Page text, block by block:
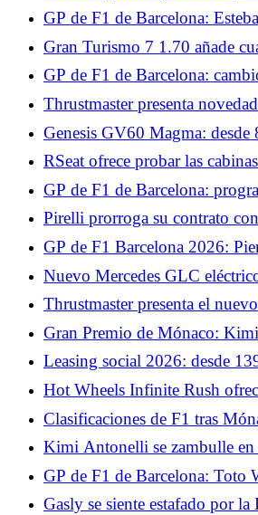
GP de F1 de Barcelona:
de volver a terrenos conocidos
Gran Turismo 7 1.70 añade
coche de seguridad para las 24
GP de F1 de Barcelona:
Williams y Cadillac el viernes
Thrustmaster presenta
FlightSimExpo 2026.
Genesis GV60 Magma:
deportivo eléctrico llega a
RSeat ofrece probar las
Horas de Le Mans, promos y
GP de F1 de Barcelona:
canales de TV para el fin de
Antonelli sigue imbatible?
Pirelli prorroga su contrato
apuesta por la estabilidad
GP de F1 Barcelona 2026:
deshacerse de la decepción de
Nuevo Mercedes GLC
eléctricos se amplía, los precios
Thrustmaster presenta el
499P X Las 24 Horas de Le
Gran Premio de Mónaco:
carrera movida, Hadjar y
Leasing social 2026: desde
Nissan Micra elegible, ¿es más
Renault 5?
Hot Wheels Infinite Rush
y un gran mundo abierto.
Clasificaciones de F1 tras
lidera el campeonato, Hamilton
Kimi Antonelli se zambulle en
Mónaco tras su victoria.
GP de F1 de Barcelona: Toto
George Russell
Gasly se siente estafado por